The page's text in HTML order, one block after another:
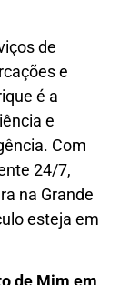
de
e
é a
e
Com
24/7,
na Grande
esteja em